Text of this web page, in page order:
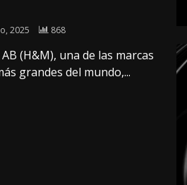
2025 868
(H&M), una de las marcas
grandes del mundo,...